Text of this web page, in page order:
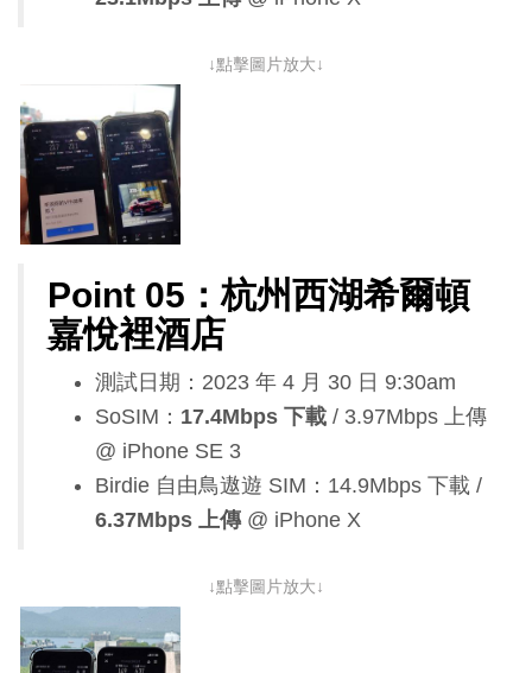
↓點擊圖片放大↓
Point 05：杭州西湖希爾頓
嘉悅裡酒店
測試日期：2023 年 4 月 30 日 9:30am
SoSIM： 17.4Mbps 下載 / 3.97Mbps 上傳
@ iPhone SE 3
Birdie 自由鳥遨遊 SIM：14.9Mbps 下載 /
6.37Mbps 上傳@ iPhone X
↓點擊圖片放大↓